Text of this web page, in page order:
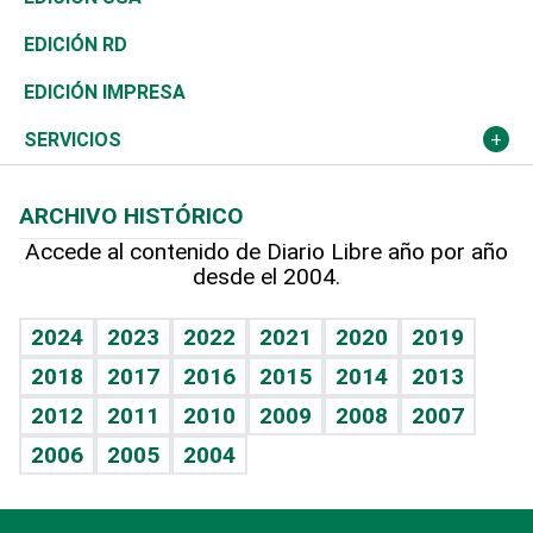
Ocenanía
Caribe
Resto del mundo
Telecom.
Global y variable
Economía personal
Sociales
Novedades
Podcast Arte Libre
Hablando con el pediatra
Vida y familia
Eñe
Celebrando la vida
Sin complejos
En pocas palabras
Tenis
Olimpismo
Más deportes
Línea de hit
BRV
TBT Deportivo
En Directo
Frente al Statu Quo
El Espía
Columnistas
Más firmas
Historia
Despertando al gigante
Cambio climático
Revista
Deportes
Opinión
Hecho en casa
Guía del dinero
EDICIÓN RD
EDICIÓN IMPRESA
SERVICIOS
Cumpleaños
Horóscopos
Juegos
ARCHIVO HISTÓRICO
Accede al contenido de Diario Libre año por año
desde el 2004.
2024 2023 2022 2021 2020
2019
2018
2017 2016 2015 2014
2013
2012
2011 2010 2009 2008
2007
2006
2005 2004